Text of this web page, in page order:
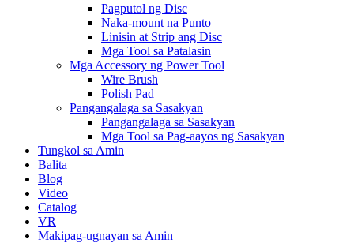
Pagputol ng Disc
Naka-mount na Punto
Linisin at Strip ang Disc
Mga Tool sa Patalasin
Mga Accessory ng Power Tool
Wire Brush
Polish Pad
Pangangalaga sa Sasakyan
Pangangalaga sa Sasakyan
Mga Tool sa Pag-aayos ng Sasakyan
Tungkol sa Amin
Balita
Blog
Video
Catalog
VR
Makipag-ugnayan sa Amin